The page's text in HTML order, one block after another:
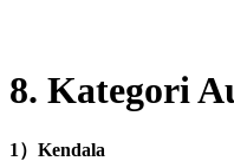
8. Kategori
1 ） Kendala